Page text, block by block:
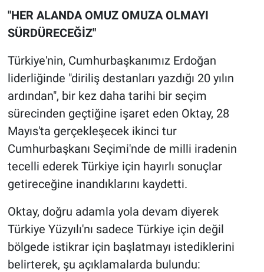
"HER ALANDA OMUZ OMUZA OLMAYI
SÜRDÜRECEĞİZ"
Türkiye'nin, Cumhurbaşkanımız Erdoğan
liderliğinde "diriliş destanları yazdığı 20 yılın
ardından", bir kez daha tarihi bir seçim
sürecinden geçtiğine işaret eden Oktay, 28
Mayıs'ta gerçekleşecek ikinci tur
Cumhurbaşkanı Seçimi'nde de milli iradenin
tecelli ederek Türkiye için hayırlı sonuçlar
getireceğine inandıklarını kaydetti.
Oktay, doğru adamla yola devam diyerek
Türkiye Yüzyılı'nı sadece Türkiye için değil
bölgede istikrar için başlatmayı istediklerini
belirterek, şu açıklamalarda bulundu: